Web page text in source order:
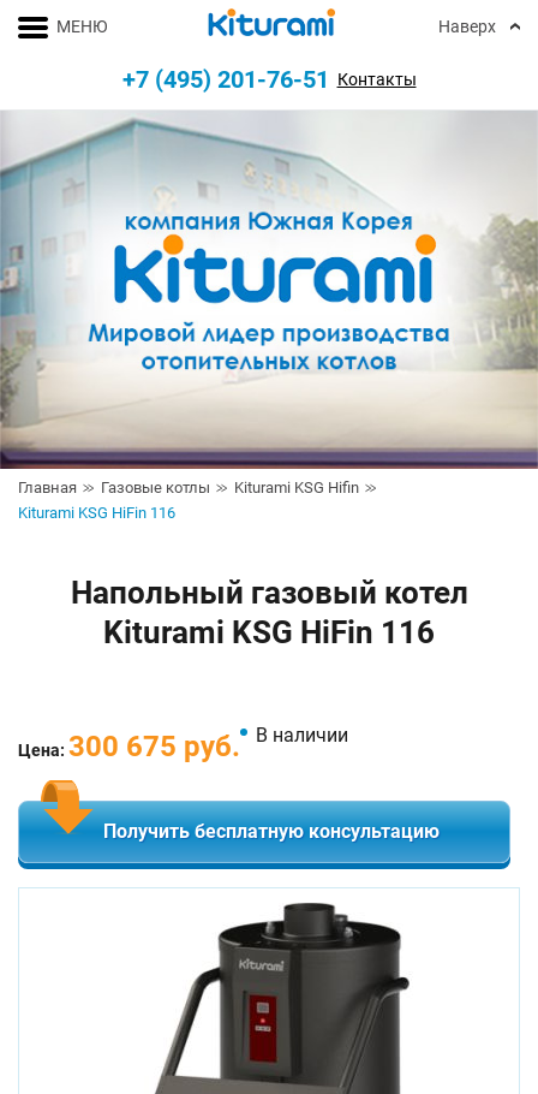
Главная Газовые котлы
Kiturami KSG Hifin
Kiturami KSG HiFin 116
Напольный газовый котел
Kiturami KSG HiFin 116
Цена: 300 675 руб. В наличии
Получить бесплатную консультацию
МЕНЮ Наверх
+7 (495) 201-76-51 Контакты